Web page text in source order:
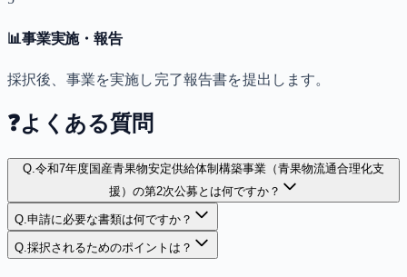
📊事業実施・報告
採択後、事業を実施し完了報告書を提出します。
❓よくある質問
Q.令和7年度国産青果物安定供給体制構築事業（青果物流通合理化支
援）の第2次公募とは何ですか？
Q.申請に必要な書類は何ですか？
Q.採択されるためのポイントは？